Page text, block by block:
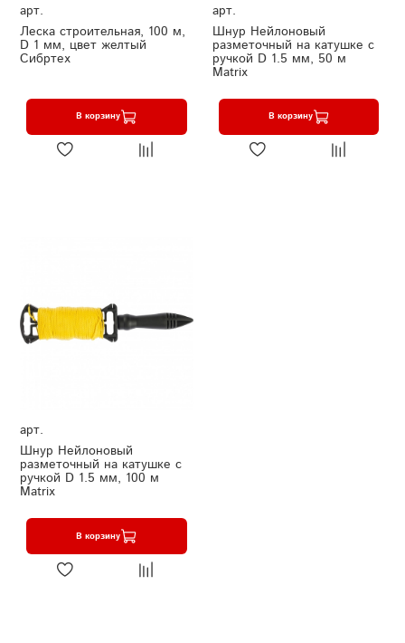
арт.
Леска строительная, 100 м,
D 1 мм, цвет желтый
Сибртех
В корзину
арт.
Шнур Нейлоновый
разметочный на катушке c
ручкой D 1.5 мм, 50 м
Matrix
В корзину
арт.
Шнур Нейлоновый
разметочный на катушке c
ручкой D 1.5 мм, 100 м
Matrix
В корзину